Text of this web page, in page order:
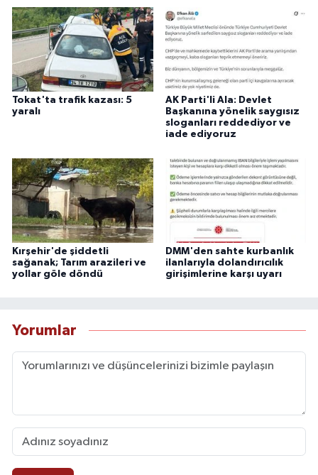
Tokat'ta trafik kazası: 5
yaralı
AK Parti'li Ala: Devlet
Başkanına yönelik saygısız
sloganları reddediyor ve
iade ediyoruz
Kırşehir'de şiddetli
sağanak; Tarım arazileri ve
yollar göle döndü
DMM'den sahte kurbanlık
ilanlarıyla dolandırıcılık
girişimlerine karşı uyarı
Yorumlar